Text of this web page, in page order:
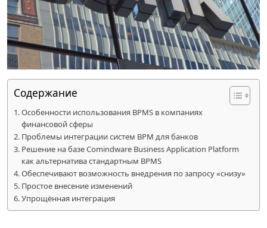
Содержание
Особенности использования BPMS в компаниях
финансовой сферы
Проблемы интеграции систем BPM для банков
Решение на базе Comindware Business Application Platform
как альтернатива стандартным BPMS
Обеспечивают возможность внедрения по запросу «снизу»
Простое внесение изменений
Упрощённая интеграция